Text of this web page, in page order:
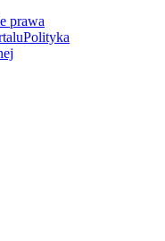
prawa
Polityka